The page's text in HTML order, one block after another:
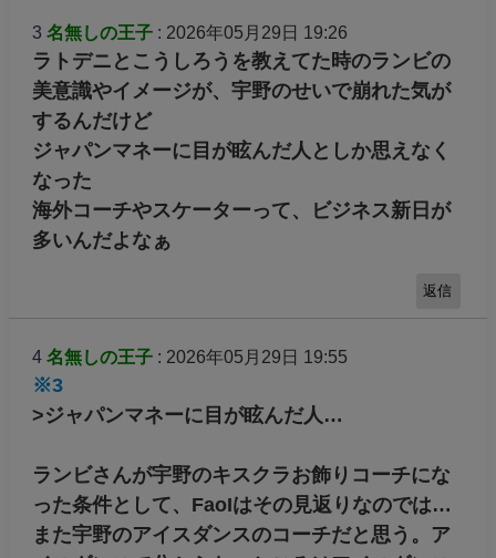
3 名無しの王子: 2026年05月29日 19:26
ラトデニとこうしろうを教えてた時のランビの
美意識やイメージが、宇野のせいで崩れた気が
するんだけど
ジャパンマネーに目が眩んだ人としか思えなく
なった
海外コーチやスケーターって、ビジネス新日が
多いんだよなぁ
返信
4 名無しの王子: 2026年05月29日 19:55
※3
>ジャパンマネーに目が眩んだ人…
ランビさんが宇野のキスクラお飾りコーチにな
った条件として、FaoIはその見返りなのでは…
また宇野のアイスダンスのコーチだと思う。ア